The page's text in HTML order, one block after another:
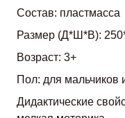
Состав: пластмасса
Размер (Д*Ш*В):
Возраст: 3+
Пол: для мальчиков
Дидактические